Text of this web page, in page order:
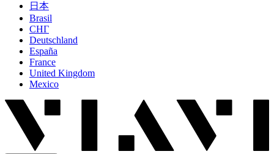
日本
Brasil
СНГ
Deutschland
España
France
United Kingdom
Mexico